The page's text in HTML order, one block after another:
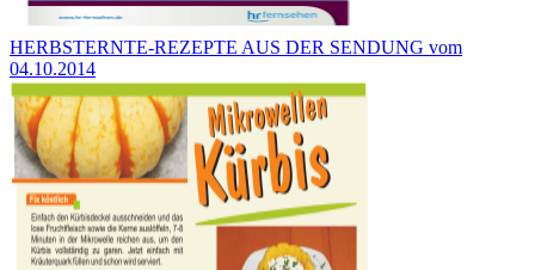
HERBSTERNTE-REZEPTE AUS DER SENDUNG vom
04.10.2014